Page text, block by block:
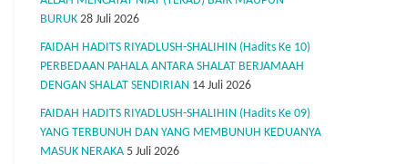
BURUK 28 Juli 2026
FAIDAH HADITS RIYADLUSH-SHALIHIN (Hadits Ke 10)
PERBEDAAN PAHALA ANTARA SHALAT BERJAMAAH
DENGAN SHALAT SENDIRIAN 14 Juli 2026
FAIDAH HADITS RIYADLUSH-SHALIHIN (Hadits Ke 09)
YANG TERBUNUH DAN YANG MEMBUNUH KEDUANYA
MASUK NERAKA 5 Juli 2026